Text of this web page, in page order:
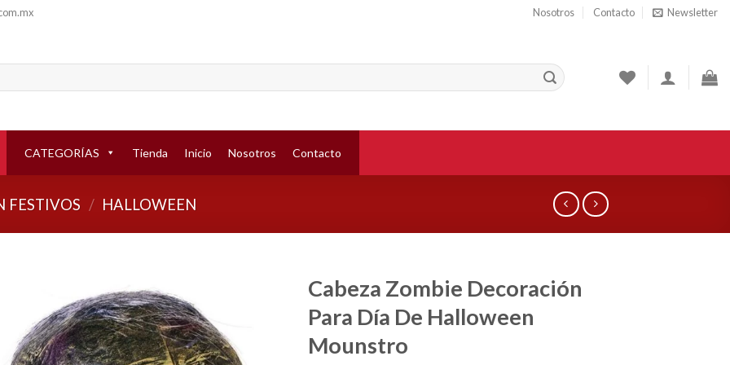
Nosotros Contacto Newsletter
CATEGORÍAS Tienda Inicio Nosotros Contacto
FESTIVOS / HALLOWEEN
lista de
Cabeza Zombie Decoración
Para Día De Halloween
Mounstro